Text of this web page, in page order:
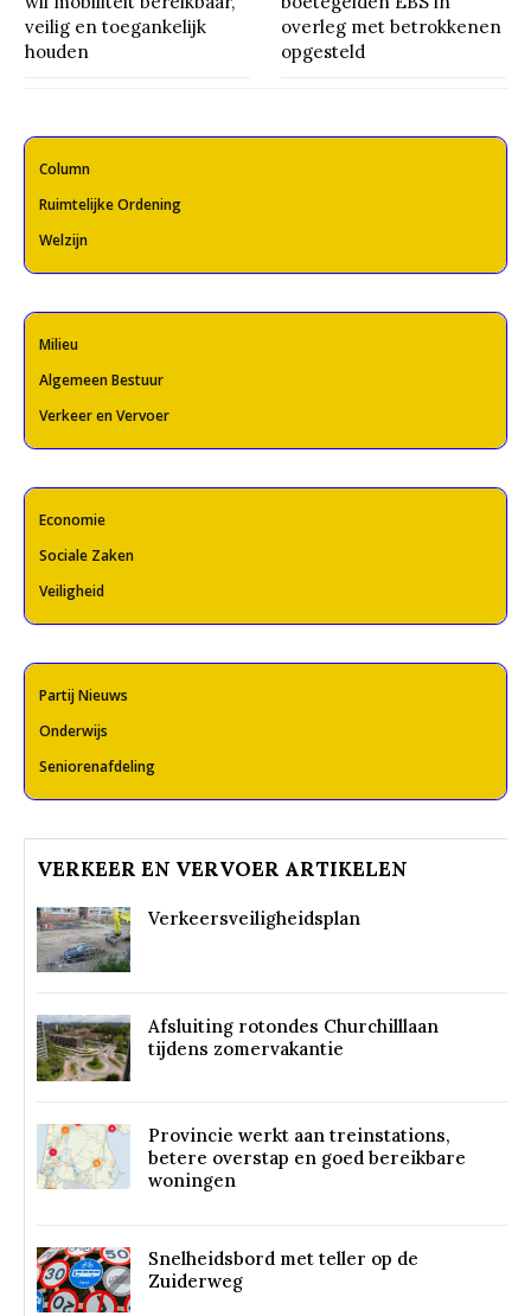
veilig en toegankelijk
houden
overleg met betrokkenen
opgesteld
Column
Ruimtelijke Ordening
Welzijn
Milieu
Algemeen Bestuur
Verkeer en Vervoer
Economie
Sociale Zaken
Veiligheid
Partij Nieuws
Onderwijs
Seniorenafdeling
VERKEER EN VERVOER ARTIKELEN
Verkeersveiligheidsplan
Afsluiting rotondes Churchilllaan
tijdens zomervakantie
Provincie werkt aan treinstations,
betere overstap en goed bereikbare
woningen
Snelheidsbord met teller op de
Zuiderweg